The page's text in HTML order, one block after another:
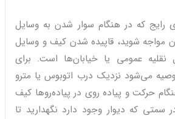
رایج که در هنگام سوار شدن به وسایل
آن مواجه شوید، قاپیده شدن کیف و وسایل
نقلیه عمومی یا خیابان‌ها است. برای
می‌شود نزدیک درب اتوبوس یا مترو
حرکت و پیاده روی در پیاده‌روها کیف
که دیوار وجود دارد نگهدارید تا